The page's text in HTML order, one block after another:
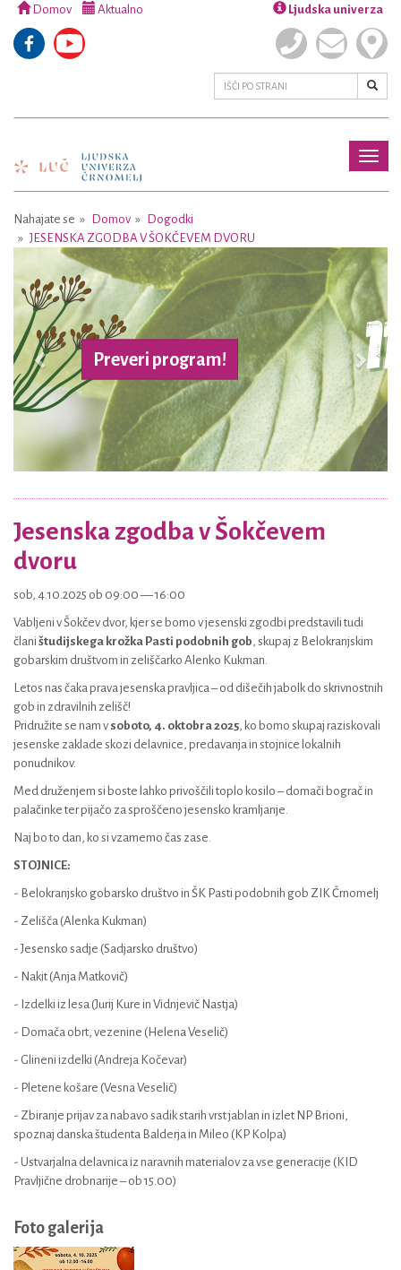
Domov Aktualno Ljudska univerza
Nahajate se Domov
Dogodki
JESENSKA ZGODBA V ŠOKČEVEM DVORU
Preveri program!
Previous Next
Jesenska zgodba v Šokčevem
dvoru
sob, 4.10.2025 ob 09:00 — 16:00
Vabljeni v Šokčev dvor, kjer se bomo v jesenski zgodbi predstavili tudi
člani študijskega krožka Pasti podobnih gob, skupaj z Belokranjskim
gobarskim društvom in zeliščarko Alenko Kukman.
Letos nas čaka prava jesenska pravljica – od dišečih jabolk do skrivnostnih
gob in zdravilnih zelišč!
Pridružite se nam v soboto, 4. oktobra 2025, ko bomo skupaj raziskovali
jesenske zaklade skozi delavnice, predavanja in stojnice lokalnih
ponudnikov.
Med druženjem si boste lahko privoščili toplo kosilo – domači bograč in
palačinke ter pijačo za sproščeno jesensko kramljanje.
Naj bo to dan, ko si vzamemo čas zase.
STOJNICE:
- Belokranjsko gobarsko društvo in ŠK Pasti podobnih gob ZIK Črnomelj
- Zelišča (Alenka Kukman)
- Jesensko sadje (Sadjarsko društvo)
- Nakit (Anja Matkovič)
- Izdelki iz lesa (Jurij Kure in Vidnjevič Nastja)
- Domača obrt, vezenine (Helena Veselič)
- Glineni izdelki (Andreja Kočevar)
- Pletene košare (Vesna Veselič)
- Zbiranje prijav za nabavo sadik starih vrst jablan in izlet NP Brioni,
spoznaj danska študenta Balderja in Mileo (KP Kolpa)
- Ustvarjalna delavnica iz naravnih materialov za vse generacije (KID
Pravljične drobnarije – ob 15.00)
Foto galerija